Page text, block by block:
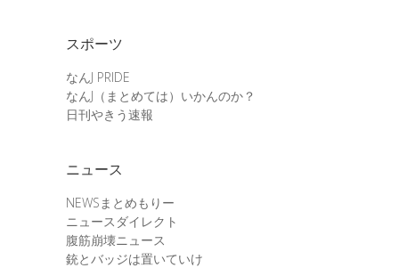
スポーツ
なんJ PRIDE
なんJ（まとめては）いかんのか？
日刊やきう速報
ニュース
NEWSまとめもりー
ニュースダイレクト
腹筋崩壊ニュース
銃とバッジは置いていけ